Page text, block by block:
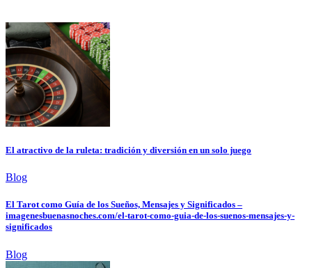
El atractivo de la ruleta: tradición y diversión en un solo juego
Blog
El Tarot como Guía de los Sueños, Mensajes y Significados –
imagenesbuenasnoches.com/el-tarot-como-guia-de-los-suenos-mensajes-y-
significados
Blog